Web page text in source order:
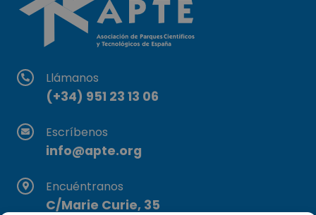
Llámanos
(+34) 951 23 13 06
Escríbenos
info@apte.org
Encuéntranos
C/Marie Curie, 35